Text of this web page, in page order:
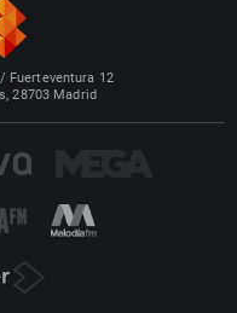
Fuerteventura 12
28703 Madrid